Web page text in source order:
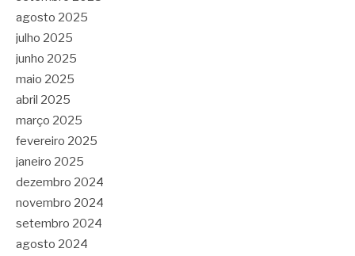
agosto 2025
julho 2025
junho 2025
maio 2025
abril 2025
março 2025
fevereiro 2025
janeiro 2025
dezembro 2024
novembro 2024
setembro 2024
agosto 2024